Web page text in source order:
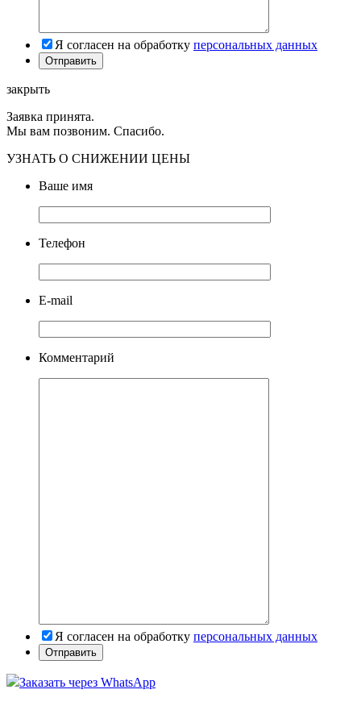
Я согласен на обработку персональных данных
закрыть
Заявка принята.
Мы вам позвоним. Спасибо.
УЗНАТЬ О СНИЖЕНИИ ЦЕНЫ
Ваше имя
Телефон
E-mail
Комментарий
Я согласен на обработку персональных данных
Заказать через WhatsApp